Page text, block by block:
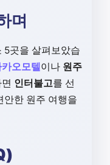
며
5곳을 살펴보았습
카오모텔 이나 원주
인터불고를 선
안한 원주 여행을